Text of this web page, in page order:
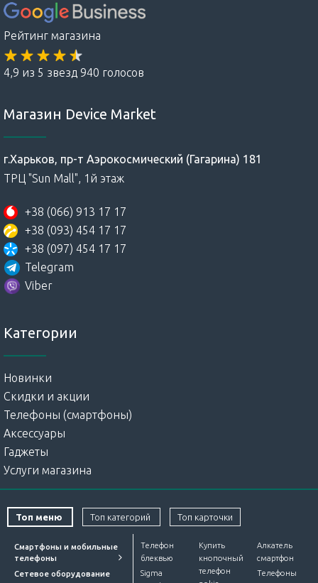
Рейтинг магазина
4,9 из 5 звезд 940 голосов
Магазин Device Market
г.Харьков, пр-т Аэрокосмический (Гагарина) 181
ТРЦ "Sun Mall", 1й этаж
+38 (066) 913 17 17
+38 (093) 454 17 17
+38 (097) 454 17 17
Telegram
Viber
Категории
Новинки
Скидки и акции
Телефоны (смартфоны)
Аксессуары
Гаджеты
Услуги магазина
Топ меню Топ категорий Топ карточки
Смартфоны и мобильные
телефоны
Сетевое оборудование
Телефон
блеквью
Sigma
Купить
кнопочный
телефон
Алкатель
смартфон
Телефоны